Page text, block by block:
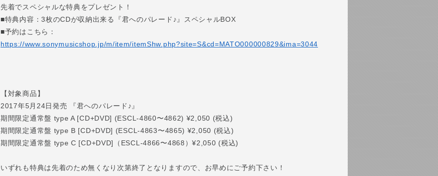
先着でスペシャルな特典をプレゼント！
■特典内容：3枚のCDが収納出来る『君へのパレード♪』スペシャルBOX
■予約はこちら：
https://www.sonymusicshop.jp/m/item/itemShw.php?site=S&cd=MATO000000829&ima=3044
【対象商品】
2017年5月24日発売 『君へのパレード♪』
期間限定通常盤 type A [CD+DVD] (ESCL-4860〜4862) ¥2,050 (税込)
期間限定通常盤 type B [CD+DVD] (ESCL-4863〜4865) ¥2,050 (税込)
期間限定通常盤 type C [CD+DVD]（ESCL-4866〜4868）¥2,050 (税込)
いずれも特典は先着のため無くなり次第終了となりますので、お早めにご予約下さい！